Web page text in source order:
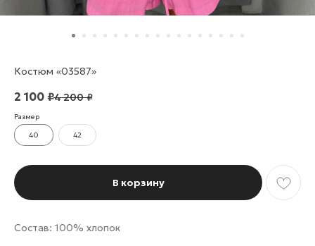
Костюм «03587»
2 100 ₽4 200 ₽
Размер
40
42
В корзину
Состав: 100% хлопок